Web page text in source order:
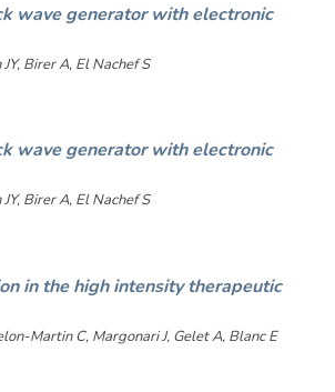
wave generator with electronic
Birer A, El Nachef S
wave generator with electronic
Birer A, El Nachef S
in the high intensity therapeutic
Martin C, Margonari J, Gelet A, Blanc E